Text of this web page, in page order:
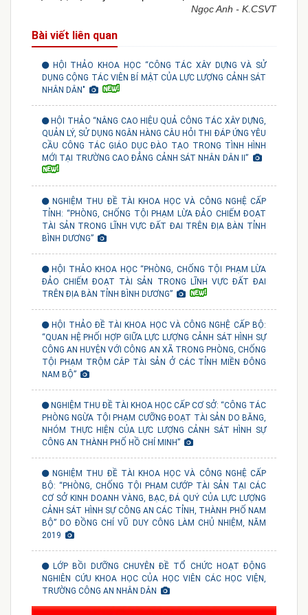
Ngọc Anh - K.CSVT
Bài viết liên quan
HỘI THẢO KHOA HỌC “CÔNG TÁC XÂY DỰNG VÀ SỬ
DỤNG CỘNG TÁC VIÊN BÍ MẬT CỦA LỰC LƯỢNG CẢNH SÁT
NHÂN DÂN"
HỘI THẢO “NÂNG CAO HIỆU QUẢ CÔNG TÁC XÂY DỰNG,
QUẢN LÝ, SỬ DỤNG NGÂN HÀNG CÂU HỎI THI ĐÁP ỨNG YÊU
CẦU CÔNG TÁC GIÁO DỤC ĐÀO TẠO TRONG TÌNH HÌNH
MỚI TẠI TRƯỜNG CAO ĐẲNG CẢNH SÁT NHÂN DÂN II”
NGHIỆM THU ĐỀ TÀI KHOA HỌC VÀ CÔNG NGHỆ CẤP
TỈNH: “PHÒNG, CHỐNG TỘI PHẠM LỪA ĐẢO CHIẾM ĐOẠT
TÀI SẢN TRONG LĨNH VỰC ĐẤT ĐAI TRÊN ĐỊA BÀN TỈNH
BÌNH DƯƠNG”
HỘI THẢO KHOA HỌC “PHÒNG, CHỐNG TỘI PHẠM LỪA
ĐẢO CHIẾM ĐOẠT TÀI SẢN TRONG LĨNH VỰC ĐẤT ĐAI
TRÊN ĐỊA BÀN TỈNH BÌNH DƯƠNG”
HỘI THẢO ĐỀ TÀI KHOA HỌC VÀ CÔNG NGHỆ CẤP BỘ:
“QUAN HỆ PHỐI HỢP GIỮA LỰC LƯỢNG CẢNH SÁT HÌNH SỰ
CÔNG AN HUYỆN VỚI CÔNG AN XÃ TRONG PHÒNG, CHỐNG
TỘI PHẠM TRỘM CẮP TÀI SẢN Ở CÁC TỈNH MIỀN ĐÔNG
NAM BỘ”
NGHIỆM THU ĐỀ TÀI KHOA HỌC CẤP CƠ SỞ: “CÔNG TÁC
PHÒNG NGỪA TỘI PHẠM CƯỠNG ĐOẠT TÀI SẢN DO BĂNG,
NHÓM THỰC HIỆN CỦA LỰC LƯỢNG CẢNH SÁT HÌNH SỰ
CÔNG AN THÀNH PHỐ HỒ CHÍ MINH”
NGHIỆM THU ĐỀ TÀI KHOA HỌC VÀ CÔNG NGHỆ CẤP
BỘ: “PHÒNG, CHỐNG TỘI PHẠM CƯỚP TÀI SẢN TẠI CÁC
CƠ SỞ KINH DOANH VÀNG, BẠC, ĐÁ QUÝ CỦA LỰC LƯỢNG
CẢNH SÁT HÌNH SỰ CÔNG AN CÁC TỈNH, THÀNH PHỐ NAM
BỘ” DO ĐỒNG CHÍ VŨ DUY CÔNG LÀM CHỦ NHIỆM, NĂM
2019
LỚP BỒI DƯỠNG CHUYÊN ĐỀ TỔ CHỨC HOẠT ĐỘNG
NGHIÊN CỨU KHOA HỌC CỦA HỌC VIÊN CÁC HỌC VIỆN,
TRƯỜNG CÔNG AN NHÂN DÂN